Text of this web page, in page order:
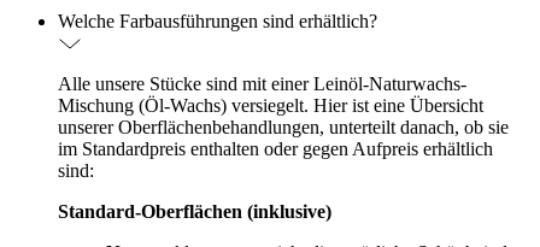
Welche Farbausführungen sind erhältlich?
Alle unsere Stücke sind mit einer Leinöl-Naturwachs-
Mischung (Öl-Wachs) versiegelt. Hier ist eine Übersicht
unserer Oberflächenbehandlungen, unterteilt danach, ob sie
im Standardpreis enthalten oder gegen Aufpreis erhältlich
sind:
Standard-Oberflächen (inklusive)